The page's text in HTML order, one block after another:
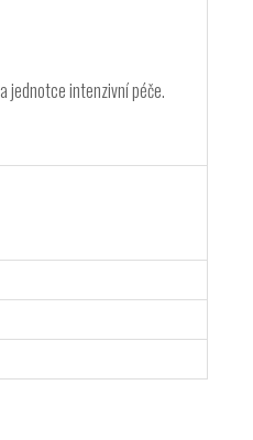
jednotce intenzivní péče.